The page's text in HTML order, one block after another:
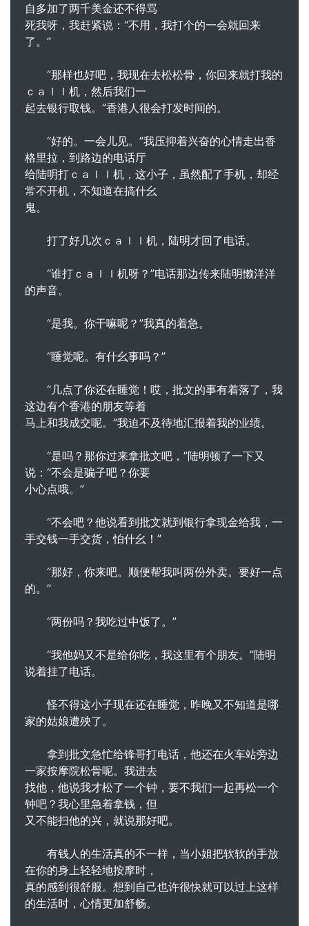
自多加了两千美金还不得骂
死我呀，我赶紧说：“不用，我打个的一会就回来
了。”
“那样也好吧，我现在去松松骨，你回来就打我的
ｃａｌｌ机，然后我们一
起去银行取钱。”香港人很会打发时间的。
“好的。一会儿见。”我压抑着兴奋的心情走出香
格里拉，到路边的电话厅
给陆明打ｃａｌｌ机，这小子，虽然配了手机，却经
常不开机，不知道在搞什幺
鬼。
打了好几次ｃａｌｌ机，陆明才回了电话。
“谁打ｃａｌｌ机呀？”电话那边传来陆明懒洋洋
的声音。
“是我。你干嘛呢？”我真的着急。
“睡觉呢。有什幺事吗？”
“几点了你还在睡觉！哎，批文的事有着落了，我
这边有个香港的朋友等着
马上和我成交呢。”我迫不及待地汇报着我的业绩。
“是吗？那你过来拿批文吧，”陆明顿了一下又
说：“不会是骗子吧？你要
小心点哦。”
“不会吧？他说看到批文就到银行拿现金给我，一
手交钱一手交货，怕什幺！”
“那好，你来吧。顺便帮我叫两份外卖。要好一点
的。”
“两份吗？我吃过中饭了。”
“我他妈又不是给你吃，我这里有个朋友。”陆明
说着挂了电话。
怪不得这小子现在还在睡觉，昨晚又不知道是哪
家的姑娘遭殃了。
拿到批文急忙给锋哥打电话，他还在火车站旁边
一家按摩院松骨呢。我进去
找他，他说我才松了一个钟，要不我们一起再松一个
钟吧？我心里急着拿钱，但
又不能扫他的兴，就说那好吧。
有钱人的生活真的不一样，当小姐把软软的手放
在你的身上轻轻地按摩时，
真的感到很舒服。想到自己也许很快就可以过上这样
的生活时，心情更加舒畅。